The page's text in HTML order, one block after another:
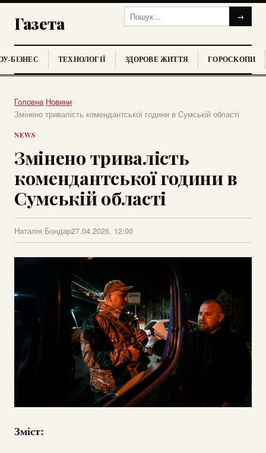
Газета →
БІЗНЕС ТЕХНОЛОГІЇ ЗДОРОВЕ ЖИТТЯ ГОРОСКОПИ
Головна›Новини›
Змінено тривалість комендантської години в Сумській області
NEWS
Змінено тривалість
комендантської години в
Сумській області
Наталія Бондар27.04.2026, 12:00
Зміст: